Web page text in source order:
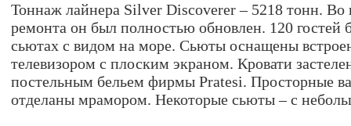
Тоннаж лайнера Silver Discoverer – 5218 тонн. Во
ремонта он был полностью обновлен. 120 гостей
сьютах с видом на море. Сьюты оснащены
телевизором с плоским экраном. Кровати
постельным бельем фирмы Pratesi. Просторные
отделаны мрамором. Некоторые сьюты – с